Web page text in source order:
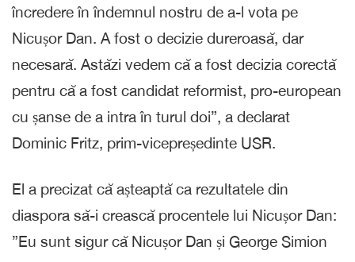
încredere în îndemnul nostru de a-l vota pe
Nicușor Dan. A fost o decizie dureroasă, dar
necesară. Astăzi vedem că a fost decizia corectă
pentru că a fost candidat reformist, pro-european
cu șanse de a intra în turul doi”, a declarat
Dominic Fritz, prim-vicepreședinte USR.
El a precizat că așteaptă ca rezultatele din
diaspora să-i crească procentele lui Nicușor Dan:
”Eu sunt sigur că Nicușor Dan și George Simion